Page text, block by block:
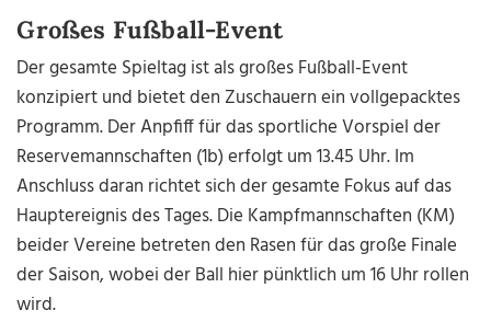
Großes Fußball-Event
Der gesamte Spieltag ist als großes Fußball-Event
konzipiert und bietet den Zuschauern ein vollgepacktes
Programm. Der Anpfiff für das sportliche Vorspiel der
Reservemannschaften (1b) erfolgt um 13.45 Uhr. Im
Anschluss daran richtet sich der gesamte Fokus auf das
Hauptereignis des Tages. Die Kampfmannschaften (KM)
beider Vereine betreten den Rasen für das große Finale
der Saison, wobei der Ball hier pünktlich um 16 Uhr rollen
wird.